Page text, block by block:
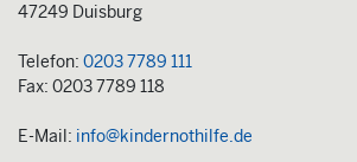
47249 Duisburg
Telefon: 0203 7789 111
Fax: 0203 7789 118
E-Mail: info@kindernothilfe.de